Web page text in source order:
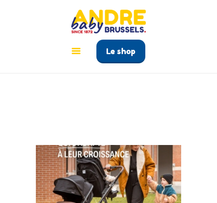
Le shop
ANDRÉ BABY BRUSSELS
Le tout pour bébé à Bruxelles
ACCUEIL